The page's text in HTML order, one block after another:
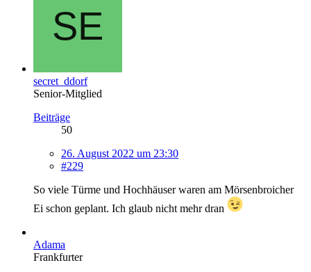
secret_ddorf
Senior-Mitglied
Beiträge
50
26. August 2022 um 23:30
#229
So viele Türme und Hochhäuser waren am Mörsenbroicher
Ei schon geplant. Ich glaub nicht mehr dran
Adama
Frankfurter